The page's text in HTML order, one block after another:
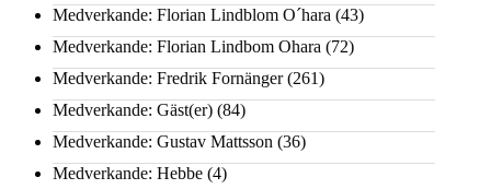
Medverkande: Florian Lindblom O´hara (43)
Medverkande: Florian Lindbom Ohara (72)
Medverkande: Fredrik Fornänger(261)
Medverkande: Gäst(er) (84)
Medverkande: Gustav Mattsson (36)
Medverkande: Hebbe (4)